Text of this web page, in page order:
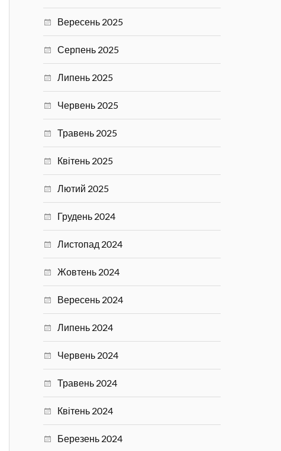
Вересень 2025
Серпень 2025
Липень 2025
Червень 2025
Травень 2025
Квітень 2025
Лютий 2025
Грудень 2024
Листопад 2024
Жовтень 2024
Вересень 2024
Липень 2024
Червень 2024
Травень 2024
Квітень 2024
Березень 2024